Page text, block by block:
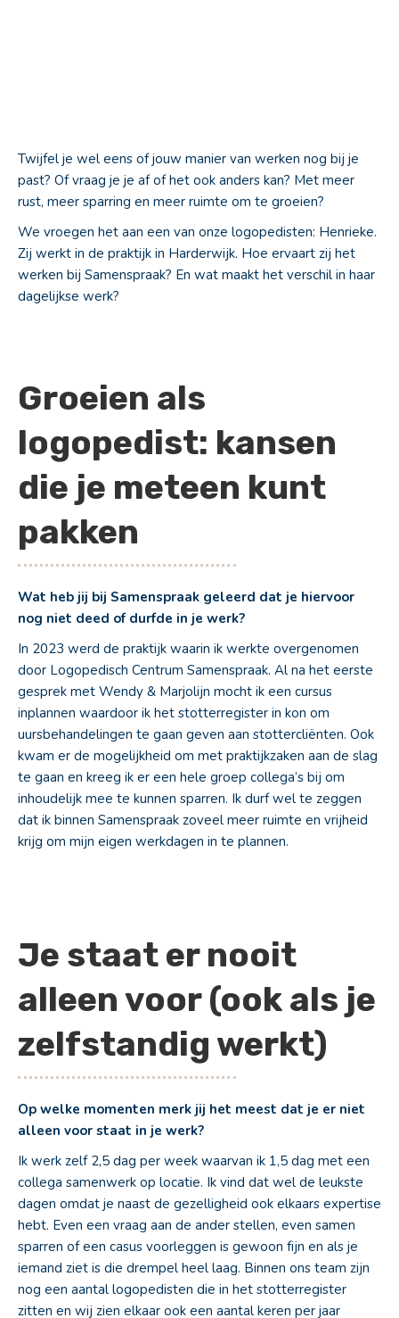
Twijfel je wel eens of jouw manier van werken nog bij je
past? Of vraag je je af of het ook anders kan? Met meer
rust, meer sparring en meer ruimte om te groeien?
We vroegen het aan een van onze logopedisten: Henrieke.
Zij werkt in de praktijk in Harderwijk. Hoe ervaart zij het
werken bij Samenspraak? En wat maakt het verschil in haar
dagelijkse werk?
Groeien als
logopedist: kansen
die je meteen kunt
pakken
Wat heb jij bij Samenspraak geleerd dat je hiervoor
nog niet deed of durfde in je werk?
In 2023 werd de praktijk waarin ik werkte overgenomen
door Logopedisch Centrum Samenspraak. Al na het eerste
gesprek met Wendy & Marjolijn mocht ik een cursus
inplannen waardoor ik het stotterregister in kon om
uursbehandelingen te gaan geven aan stottercliënten. Ook
kwam er de mogelijkheid om met praktijkzaken aan de slag
te gaan en kreeg ik er een hele groep collega’s bij om
inhoudelijk mee te kunnen sparren. Ik durf wel te zeggen
dat ik binnen Samenspraak zoveel meer ruimte en vrijheid
krijg om mijn eigen werkdagen in te plannen.
Je staat er nooit
alleen voor (ook als je
zelfstandig werkt)
Op welke momenten merk jij het meest dat je er niet
alleen voor staat in je werk?
Ik werk zelf 2,5 dag per week waarvan ik 1,5 dag met een
collega samenwerk op locatie. Ik vind dat wel de leukste
dagen omdat je naast de gezelligheid ook elkaars expertise
hebt. Even een vraag aan de ander stellen, even samen
sparren of een casus voorleggen is gewoon fijn en als je
iemand ziet is die drempel heel laag. Binnen ons team zijn
nog een aantal logopedisten die in het stotterregister
zitten en wij zien elkaar ook een aantal keren per jaar